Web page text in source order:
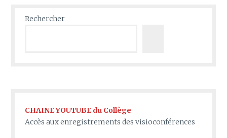
Rechercher
CHAINE YOUTUBE du Collège
Accès aux enregistrements des visioconférences